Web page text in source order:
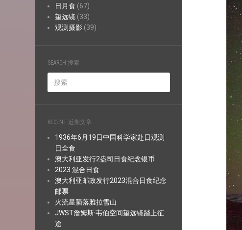
日月食 (67)
望远镜 (33)
观测摄影 (39)
SEARCH 搜索
RECENT 近期文章
1936年6月19日中国科学家赴日观测
日全食
澳大利亚发行2盎司日食纪念银币
2023 混合日食
澳大利亚邮政发行2023混合日食纪念
邮票
火流星陨落雅拉雪山
JWST詹姆斯·韦伯空间望远镜踏上征
途